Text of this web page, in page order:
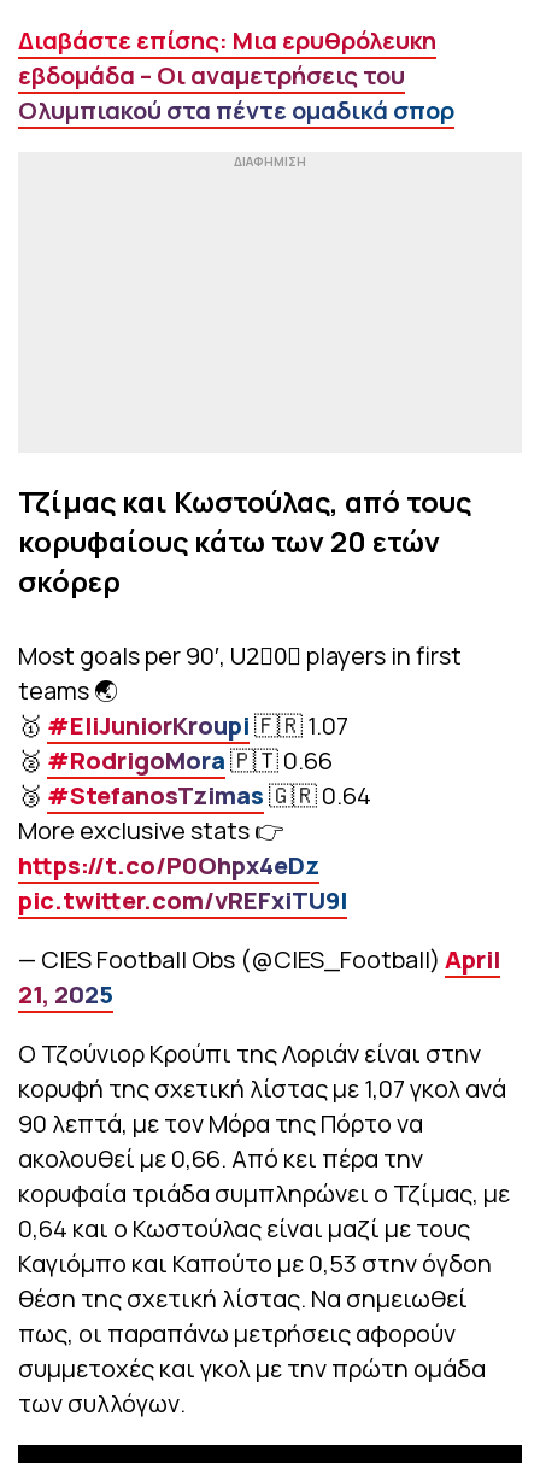
Διαβάστε επίσης: Μια ερυθρόλευκη
εβδομάδα – Οι αναμετρήσεις του
Ολυμπιακού στα πέντε ομαδικά σπορ
Τζίμας και Κωστούλας, από τους
κορυφαίους κάτω των 20 ετών
σκόρερ
Most goals per 90′, U2⃣0⃣ players in first
teams 🌏
🥇 #EliJuniorKroupi🇫🇷 1.07
🥈 #RodrigoMora🇵🇹 0.66
🥉 #StefanosTzimas🇬🇷 0.64
More exclusive stats 👉
https://t.co/P0Ohpx4eDz
pic.twitter.com/vREFxiTU9I
— CIES Football Obs (@CIES_Football) April
21, 2025
Ο Τζούνιορ Κρούπι της Λοριάν είναι στην
κορυφή της σχετική λίστας με 1,07 γκολ ανά
90 λεπτά, με τον Μόρα της Πόρτο να
ακολουθεί με 0,66. Από κει πέρα την
κορυφαία τριάδα συμπληρώνει ο Τζίμας, με
0,64 και ο Κωστούλας είναι μαζί με τους
Καγιόμπο και Καπούτο με 0,53 στην όγδοη
θέση της σχετική λίστας. Να σημειωθεί
πως, οι παραπάνω μετρήσεις αφορούν
συμμετοχές και γκολ με την πρώτη ομάδα
των συλλόγων.